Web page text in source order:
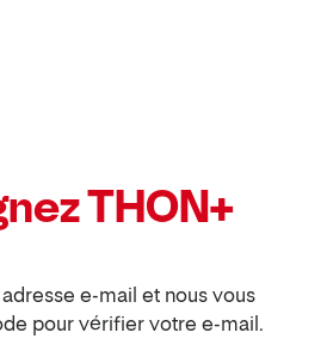
THON+
e-mail et nous vous
pour vérifier votre e-mail.